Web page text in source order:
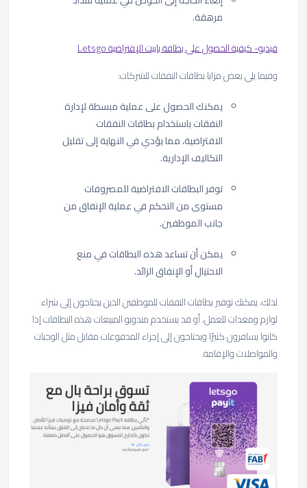
مرهقة.
فيديو- كيفية الحصول على بطاقة باييت الإفتراضية Letsgo
وفيما يلي بعض مزايا بطاقات النفقات للشركات:
يمكنك الحصول على عملية مبسطة لإدارة
النفقات باستخدام بطاقات النفقات
الافتراضية، مما يؤدي في النهاية إلى تقليل
التكاليف الإدارية.
توفر البطاقات الافتراضية للمصروفات
مستوى من التحكم في عملية الإنفاق من
جانب الموظفين.
يمكن أن تساعد هذه البطاقات في منع
الاحتيال أو الإنفاق الزائد.
لذلك، يمكنك توفير بطاقات النفقات للموظفين الذين يحتاجون إلى شراء
لوازم ومعدات للعمل، أو قد يستخدم مندوبو المبيعات هذه البطاقات إذا
كانوا يسافرون كثيرًا ويحتاجون إلى إجراء المدفوعات مقابل مثل الوجبات
والمواصلات والإقامة.